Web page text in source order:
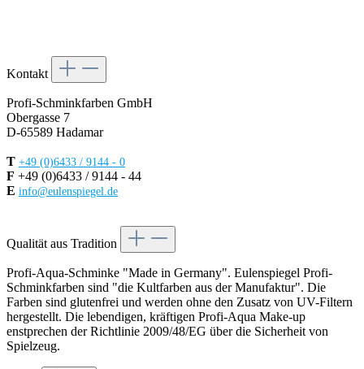
Kontakt
Profi-Schminkfarben GmbH
Obergasse 7
D-65589 Hadamar
T +49 (0)6433 / 9144 - 0
F +49 (0)6433 / 9144 - 44
E info@eulenspiegel.de
Qualität aus Tradition
Profi-Aqua-Schminke "Made in Germany". Eulenspiegel Profi-
Schminkfarben sind "die Kultfarben aus der Manufaktur". Die
Farben sind glutenfrei und werden ohne den Zusatz von UV-Filtern
hergestellt. Die lebendigen, kräftigen Profi-Aqua Make-up
enstprechen der Richtlinie 2009/48/EG über die Sicherheit von
Spielzeug.